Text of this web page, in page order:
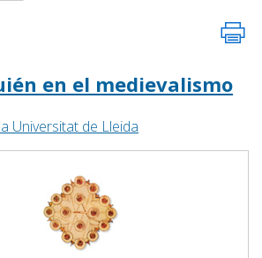
en el medievalismo
Universitat de Lleida